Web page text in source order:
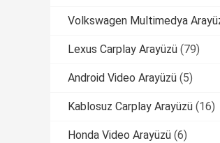
Volkswagen Multimedya
Lexus Carplay Arayüzü (79)
Android Video Arayüzü (5)
Kablosuz Carplay Arayüzü (16)
Honda Video Arayüzü (6)